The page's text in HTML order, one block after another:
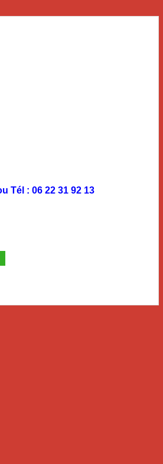
Tél : 06 22 31 92 13